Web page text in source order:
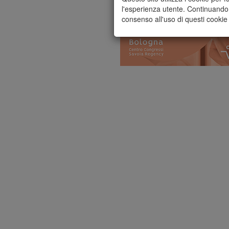
l'esperienza utente.
consenso all'uso di questi cookie